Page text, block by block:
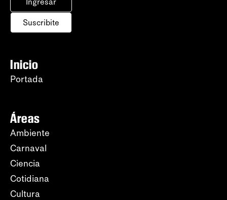
Suscribite
Inicio
Portada
Áreas
Ambiente
Carnaval
Ciencia
Cotidiana
Cultura